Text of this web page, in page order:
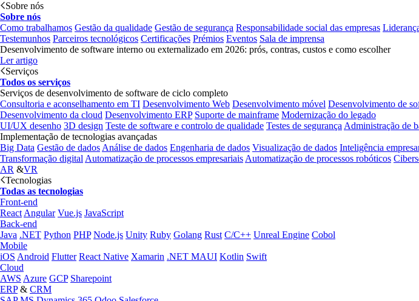
Sobre nós
Sobre nós
Como trabalhamos Gestão da qualidade Gestão de segurança Responsabilidade social das empresas
Testemunhos Parceiros tecnológicos Certificações Prémios Eventos Sala de imprensa
Desenvolvimento de software interno ou externalizado em 2026: prós, contras, custos e como escolher
Ler artigo
Serviços
Todos os serviços
Serviços de desenvolvimento de software de ciclo completo
Consultoria e aconselhamento em TI Desenvolvimento Web Desenvolvimento móvel Desenvolvimento de
Desenvolvimento da cloud Desenvolvimento ERP Suporte de mainframe Modernização do legado
UI/UX desenho 3D design Teste de software e controlo de qualidade Testes de segurança Administração de
Implementação de tecnologias avançadas
Big Data Gestão de dados Análise de dados Engenharia de dados Visualização de dados Inteligência
Transformação digital Automatização de processos empresariais Automatização de processos robóticos
AR &VR
Tecnologias
Todas as tecnologias
Front-end
React Angular Vue.js JavaScript
Back-end
Java .NET Python PHP Node.js Unity Ruby Golang Rust C/C++ Unreal Engine Cobol
Mobile
iOS Android Flutter React Native Xamarin .NET MAUI Kotlin Swift
Cloud
AWS Azure GCP Sharepoint
ERP& CRM